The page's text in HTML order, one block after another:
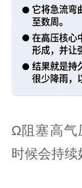
Ω阻塞高气
时候会持续